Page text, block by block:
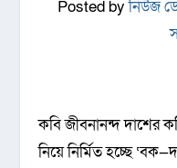
Posted byনিউজ
কবি জীবনানন্দ দাশের
নিয়ে নির্মিত হচ্ছে